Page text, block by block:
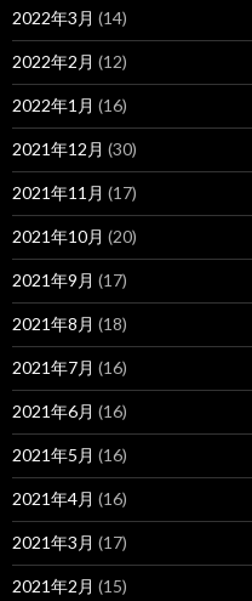
2022年3月 (14)
2022年2月 (12)
2022年1月 (16)
2021年12月 (30)
2021年11月 (17)
2021年10月 (20)
2021年9月 (17)
2021年8月 (18)
2021年7月 (16)
2021年6月 (16)
2021年5月 (16)
2021年4月 (16)
2021年3月 (17)
2021年2月 (15)